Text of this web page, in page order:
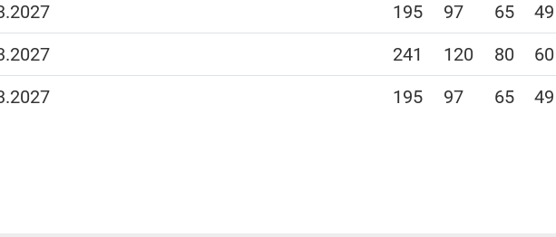
195 97 65
49
241 120 80
60
195 97 65 49